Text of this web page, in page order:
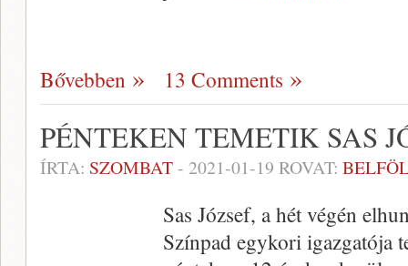
Bővebben 13 Comments
PÉNTEKEN TEMETIK SAS
ÍRTA: SZOMBAT- 2021-01-19 ROVAT:
Sas József, a hét végén
Színpad egykori igazgatója